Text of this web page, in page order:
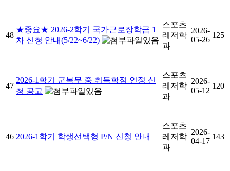
48
★중요★ 2026-2학기 국가근로장학금 1
차 신청 안내(5/22~6/22)
스포츠
레저학
과
2026-
05-26
125
47
2026-1학기 군복무 중 취득학점 인정 신
청 공고
스포츠
레저학
과
2026-
05-12
120
46 2026-1학기 학생선택형 P/N 신청 안내
스포츠
레저학
과
2026-
04-17
143